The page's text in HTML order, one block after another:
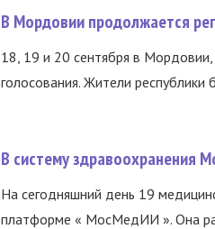
В Мордовии продолжается
18, 19 и 20 сентября в
голосования. Жители
В систему здравоохранения
На сегодняшний день 19
платформе « МосМедИИ ». Она